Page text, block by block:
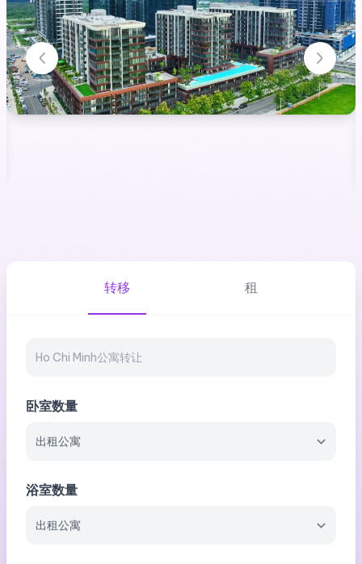
转移 租
卧室数量
浴室数量